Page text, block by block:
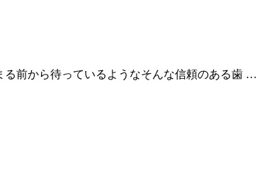
る前から待っているようなそんな信頼のある歯 …